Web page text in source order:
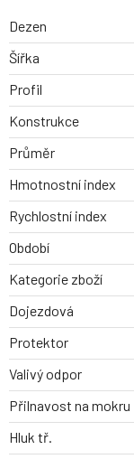
Dezen
Šířka
Profil
Konstrukce
Průměr
Hmotnostní index
Rychlostní index
Období
Kategorie zboží
Dojezdová
Protektor
Valivý odpor
Přilnavost na mokru
Hluk tř.